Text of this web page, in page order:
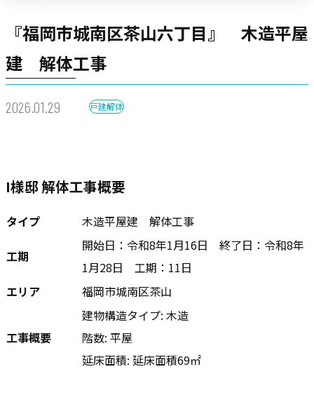
『福岡市城南区茶山六丁目』 木造平屋
建 解体工事
2026.01.29 戸建解体
I様邸 解体工事概要
タイプ 木造平屋建 解体工事
工期
開始日：令和8年1月16日 終了日：令和8年
1月28日 工期：11日
エリア
福岡市城南区茶山
工事概要
建物構造タイプ: 木造
階数: 平屋
延床面積: 延床面積69㎡